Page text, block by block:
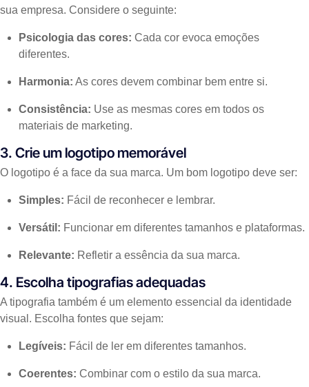
sua empresa. Considere o seguinte:
Psicologia das cores: Cada cor evoca emoções
diferentes.
Harmonia: As cores devem combinar bem entre si.
Consistência: Use as mesmas cores em todos os
materiais de marketing.
3. Crie um logotipo memorável
O logotipo é a face da sua marca. Um bom logotipo deve ser:
Simples: Fácil de reconhecer e lembrar.
Versátil: Funcionar em diferentes tamanhos e plataformas.
Relevante: Refletir a essência da sua marca.
4. Escolha tipografias adequadas
A tipografia também é um elemento essencial da identidade
visual. Escolha fontes que sejam:
Legíveis: Fácil de ler em diferentes tamanhos.
Coerentes: Combinar com o estilo da sua marca.